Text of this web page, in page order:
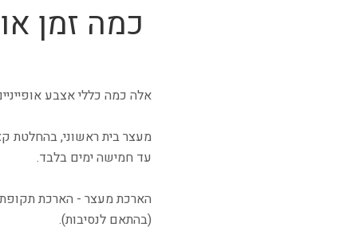
כמה זמן
אלה כמה כללי אצבע
מעצר בית ראשוני, בהחלטת
עד חמישה ימים בלבד.
הארכת מעצר - הארכת
(בהתאם לנסיבות).